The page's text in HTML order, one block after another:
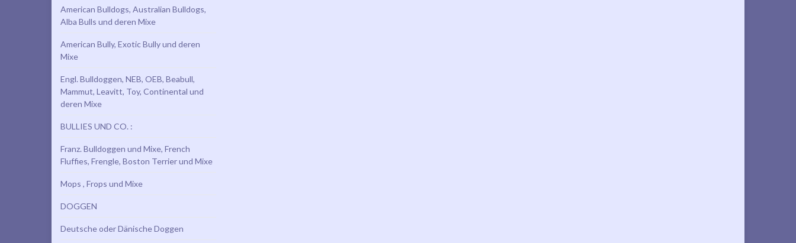
American Bulldogs, Australian Bulldogs,
Alba Bulls und deren Mixe
American Bully, Exotic Bully und deren
Mixe
Engl. Bulldoggen, NEB, OEB, Beabull,
Mammut, Leavitt, Toy, Continental und
deren Mixe
BULLIES UND CO. :
Franz. Bulldoggen und Mixe, French
Fluffies, Frengle, Boston Terrier und Mixe
Mops , Frops und Mixe
DOGGEN
Deutsche oder Dänische Doggen